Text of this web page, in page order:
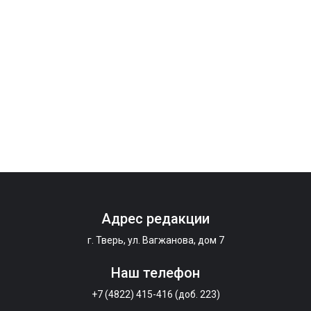
Адрес редакции
г. Тверь, ул. Вагжанова, дом 7
Наш телефон
+7 (4822) 415-416 (доб. 223)